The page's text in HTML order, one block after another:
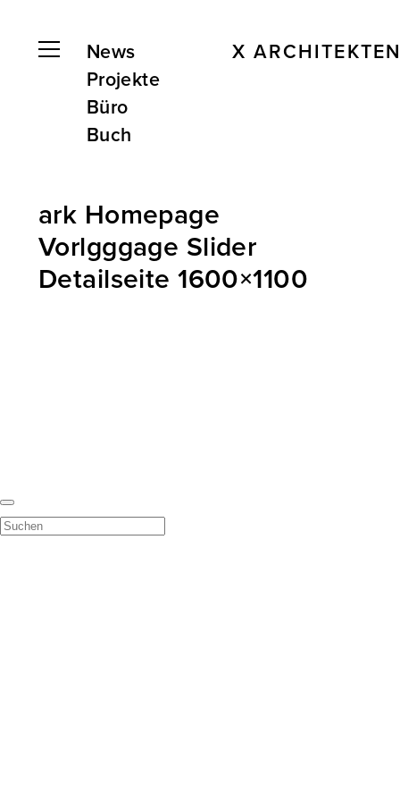
News
Projekte
Büro
Buch
X
ark Homepage
Vorlgggage Slider
Detailseite 1600×1100